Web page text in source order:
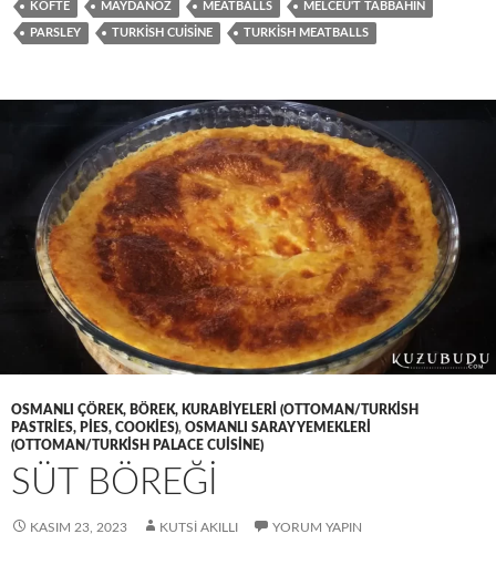
KÖFTE MAYDANOZ MEATBALLS MELCEÜ'T TABBAHIN
PARSLEY TURKISH CUISINE TURKISH MEATBALLS
OSMANLI ÇÖREK, BÖREK, KURABIYELERI (OTTOMAN/TURKISH
PASTRIES, PIES, COOKIES), OSMANLI SARAY YEMEKLERI
(OTTOMAN/TURKISH PALACE CUISINE)
SÜT BÖREĞİ
KASIM 23, 2023 KUTSI AKILLI YORUM YAPIN